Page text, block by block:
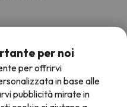
per noi
per offrirvi
in base alle
pubblicità mirate in